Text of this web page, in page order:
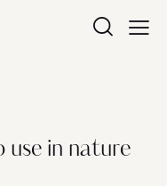
use in nature